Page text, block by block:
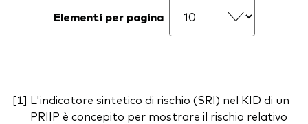
Elementi per pagina
L'indicatore sintetico di rischio (SRI) nel KID di un
PRIIP è concepito per mostrare il rischio relativo